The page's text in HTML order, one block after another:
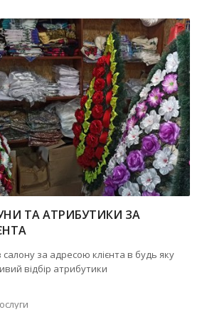
ТА АТРИБУТИКИ ЗА
за адресою клієнта в будь яку
відбір атрибутики